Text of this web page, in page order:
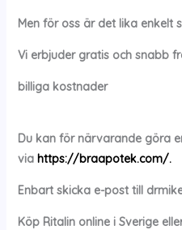
Men för oss är det lika enkelt
Vi erbjuder gratis och snabb
billiga kostnader
Du kan för närvarande göra
via https://braapotek.com/.
Enbart skicka e-post till
Köp Ritalin online i Sverige